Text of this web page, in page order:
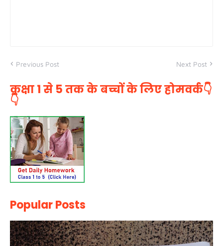
Previous Post Next Post
कक्षा 1 से 5 तक के बच्चों के लिए होमवर्क👇
👇
Popular Posts